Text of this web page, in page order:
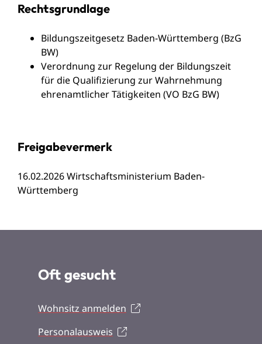
Rechtsgrundlage
Bildungszeitgesetz Baden-Württemberg (BzG
BW)
Verordnung zur Regelung der Bildungszeit
für die Qualifizierung zur Wahrnehmung
ehrenamtlicher Tätigkeiten (VO BzG BW)
Freigabevermerk
16.02.2026 Wirtschaftsministerium Baden-
Württemberg
Oft gesucht
Wohnsitz anmelden
Personalausweis